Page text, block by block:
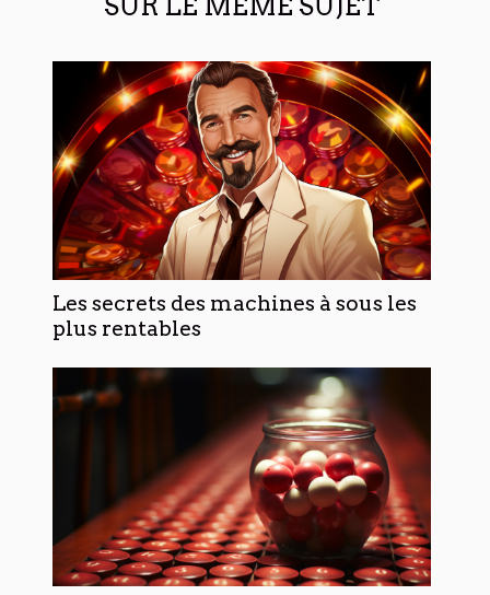
Les secrets des machines à sous les
plus rentables